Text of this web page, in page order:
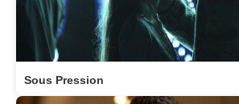
Sous Pression